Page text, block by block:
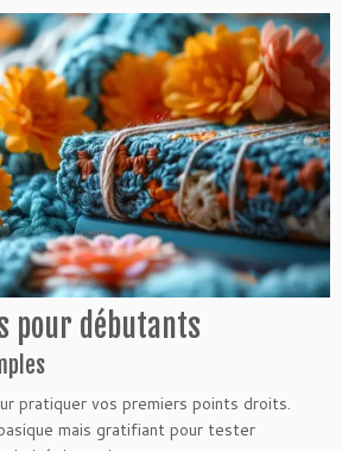
pour débutants
pratiquer vos premiers points droits.
mais gratifiant pour tester